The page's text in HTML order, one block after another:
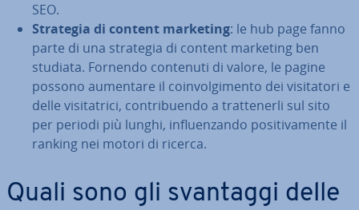
SEO.
Strategia di content marketing: le hub page fanno
parte di una strategia di content marketing ben
studiata. Fornendo contenuti di valore, le pagine
possono aumentare il coin­vol­gi­men­to dei vi­si­ta­to­ri e
delle vi­si­ta­tri­ci, con­tri­buen­do a trat­te­ner­li sul sito
per periodi più lunghi, in­fluen­zan­do po­si­ti­va­men­te il
ranking nei motori di ricerca.
Quali sono gli svantaggi delle